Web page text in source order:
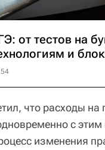
от тестов на
и
что расходы на
с
изменения